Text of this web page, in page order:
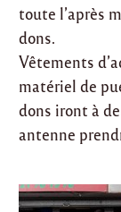
toute l’après
dons.
Vêtements
matériel de
dons iront à
antenne